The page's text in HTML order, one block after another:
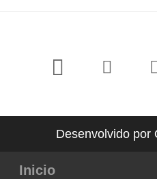
Desenvolvido por
Inicio